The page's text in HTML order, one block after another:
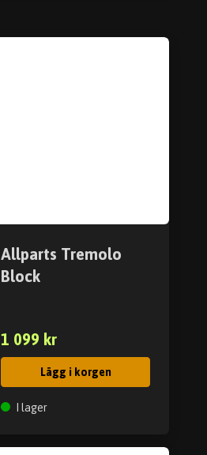
Allparts Tremolo
Block
1 099 kr
Lägg i korgen
I lager